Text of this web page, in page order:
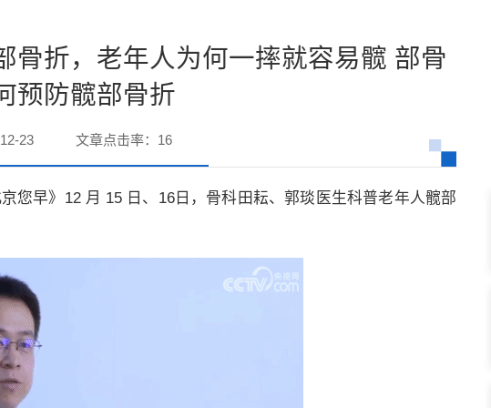
骨折，老年人为何一摔就容易髋 部骨
预防髋部骨折
23 文章点击率： 16
早》12 月 15 日、16日，骨科田耘、郭琰医生科普老年人髋部